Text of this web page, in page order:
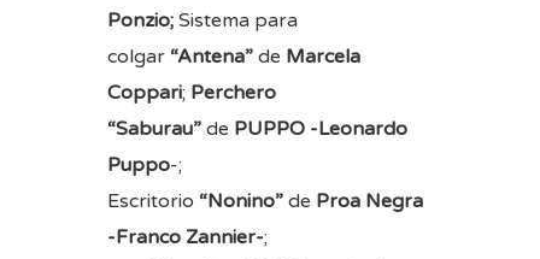
Ponzio; Sistema para
colgar “Antena” de Marcela
Coppari; Perchero
“Saburau” de PUPPO -Leonardo
Puppo-;
Escritorio “Nonino” de Proa Negra
-Franco Zannier-;